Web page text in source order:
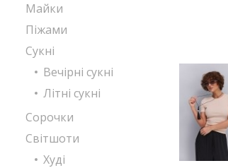
Майки
Піжами
Сукні
Вечірні сукні
Літні сукні
Сорочки
Світшоти
Худі